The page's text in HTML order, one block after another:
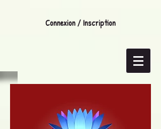
Connexion / Inscription